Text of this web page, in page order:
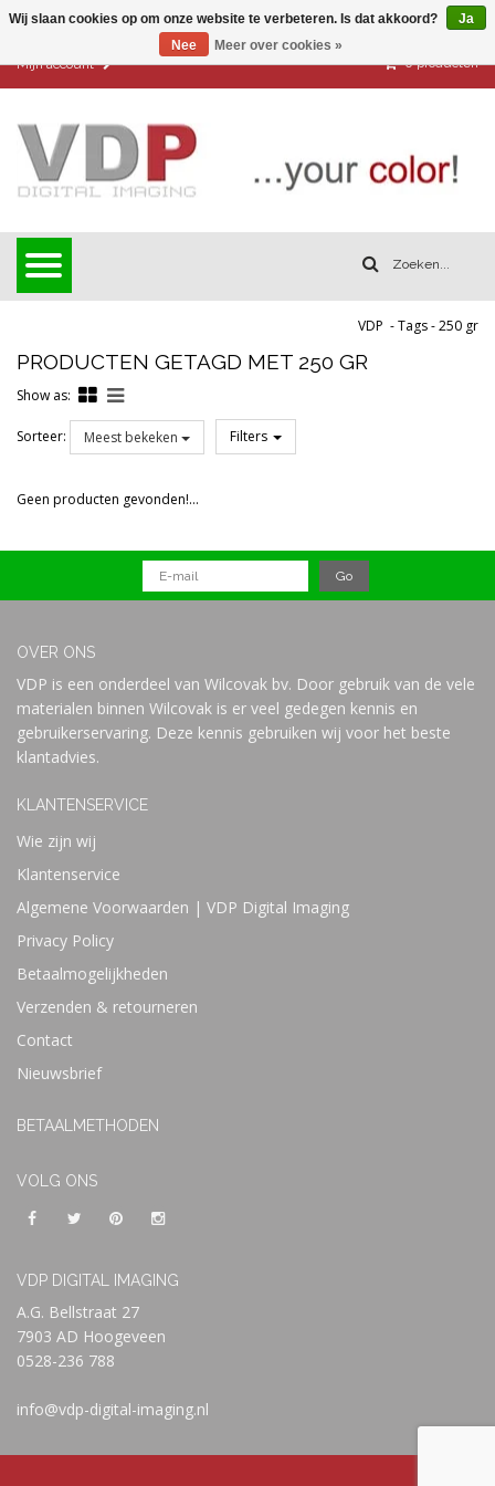
Mijn account 0 producten
VDP -Tags-250 gr
PRODUCTEN GETAGD MET 250 GR
Show as:
Sorteer: Meest bekeken Filters
Prijs
Geen producten gevonden!...
OVER ONS
VDP is een onderdeel van Wilcovak bv. Door gebruik van de vele
materialen binnen Wilcovak is er veel gedegen kennis en
gebruikerservaring. Deze kennis gebruiken wij voor het beste
klantadvies.
KLANTENSERVICE
Wie zijn wij
Klantenservice
Algemene Voorwaarden | VDP Digital Imaging
Privacy Policy
Betaalmogelijkheden
Verzenden & retourneren
Contact
Nieuwsbrief
BETAALMETHODEN
VOLG ONS
VDP DIGITAL IMAGING
A.G. Bellstraat 27
7903 AD Hoogeveen
0528-236 788
info@vdp-digital-imaging.nl
Wij slaan cookies op om onze website te verbeteren. Is dat akkoord?
Ja
Nee
Meer over cookies »